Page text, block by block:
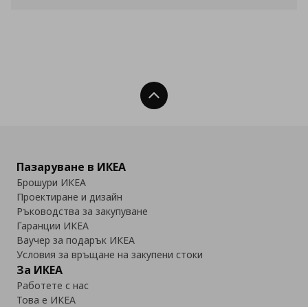
Нагоре
Пазаруване в ИКЕА
Брошури ИКЕА
Проектиране и дизайн
Ръководства за закупуване
Гаранции ИКЕА
Ваучер за подарък ИКЕА
Условия за връщане на закупени стоки
За ИКЕА
Работете с нас
Това е ИКЕА